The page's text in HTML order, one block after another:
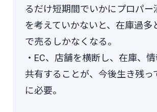
るだけ短期間でいかにプロパー
を考えていかないと、在庫過多
で売るしかなくなる。
・EC、店舗を横断し、在庫、
共有することが、今後生き残っ
に必要。